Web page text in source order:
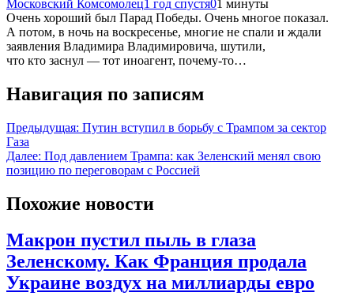
Московский Комсомолец1 год спустя01 минуты
Очень хороший был Парад Победы. Очень многое показал.
А потом, в ночь на воскресенье, многие не спали и ждали
заявления Владимира Владимировича, шутили,
что кто заснул — тот иноагент, почему-то…
Навигация по записям
Предыдущая: Путин вступил в борьбу с Трампом за сектор
Газа
Далее: Под давлением Трампа: как Зеленский менял свою
позицию по переговорам с Россией
Похожие новости
Макрон пустил пыль в глаза
Зеленскому. Как Франция продала
Украине воздух на миллиарды евро